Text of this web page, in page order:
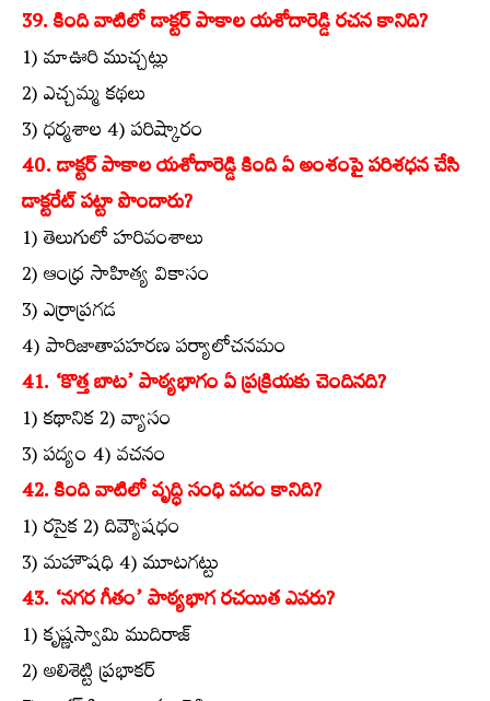
39. కింది వాటిలో డాక్టర్‌ పాకాల యశోదారెడ్డి రచన కానిది?
1) మాఊరి ముచ్చట్లు
2) ఎచ్చమ్మ కథలు
3) ధర్మశాల 4) పరిష్కారం
40. డాక్టర్‌ పాకాల యశోదారెడ్డి కింది ఏ అంశంపై పరిశధన చేసి
డాక్టరేట్‌ పట్టా పొందారు?
1) తెలుగులో హరివంశాలు
2) ఆంధ్ర సాహిత్య వికాసం
3) ఎర్రాప్రగడ
4) పారిజాతాపహరణ పర్యాలోచనమం
41. ‘కొత్త బాట’ పాఠ్యభాగం ఏ ప్రక్రియకు చెందినది?
1) కథానిక 2) వ్యాసం
3) పద్యం 4) వచనం
42. కింది వాటిలో వృద్ధి సంధి పదం కానిది?
1) రసైక 2) దివ్యౌషధం
3) మహౌషధి 4) మూటగట్టు
43. ‘నగర గీతం’ పాఠ్యభాగ రచయిత ఎవరు?
1) కృష్ణస్వామి ముదిరాజ్‌
2) అలిశెట్టి ప్రభాకర్‌